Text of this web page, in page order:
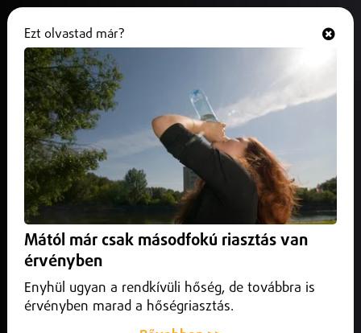
Ideiglenesen lezárják
Debrecenben a Sólyom utca egy
részét
2026. május 12. Debrecen Közlekedés
A szakemberek arra kérik az autósokat, hogy lehetőség
Ezt olvastad már?
Mától már csak másodfokú riasztás van
érvényben
Enyhül ugyan a rendkívüli hőség, de továbbra is
érvényben marad a hőségriasztás.